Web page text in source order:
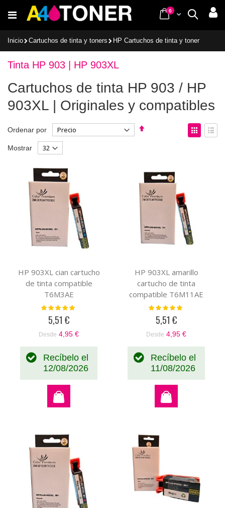
al
Buscar
Cart
0items
Inicio Cartuchos de tinta y toners HP Cartuchos de tinta y toner
Tinta HP 903 | HP 903XL
Cartuchos de tinta HP 903 / HP
903XL | Originales y compatibles
Ordenar por
Fijar
Ver
como
Mostrar
HP 903XL cian cartucho
de tinta compatible
T6M3AE
Valoración:
5,51 €
Desde 4,95 €
Recíbelo el
12/08/2026
HP 903XL amarillo
cartucho de tinta
compatible T6M11AE
Valoración:
5,51 €
Desde 4,95 €
Recíbelo el
11/08/2026